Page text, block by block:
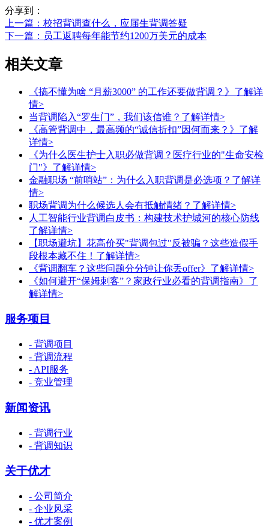
分享到：
上一篇 ：校招背调查什么，应届生背调答疑
下一篇 ：员工返聘每年能节约1200万美元的成本
相关文章
《搞不懂为啥 “月薪3000” 的工作还要做背调？》 了解详
情>
当背调陷入“罗生门”，我们该信谁？ 了解详情>
《高管背调中，最高频的“诚信折扣”因何而来？》 了解
详情>
《为什么医生护士入职必做背调？医疗行业的"生命安检
门"》 了解详情>
金融职场 “前哨站”：为什么入职背调是必选项？ 了解详
情>
职场背调为什么候选人会有抵触情绪？ 了解详情>
人工智能行业背调白皮书：构建技术护城河的核心防线
了解详情>
【职场避坑】花高价买"背调包过"反被骗？这些造假手
段根本藏不住！ 了解详情>
《背调翻车？这些问题分分钟让你丢offer》 了解详情>
《如何避开“保姆刺客”？家政行业必看的背调指南》 了
解详情>
服务项目
- 背调项目
- 背调流程
- API服务
- 竞业管理
新闻资讯
- 背调行业
- 背调知识
关于优才
- 公司简介
- 企业风采
- 优才案例